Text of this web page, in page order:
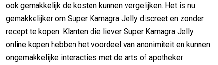
ook gemakkelijk de kosten kunnen vergelijken. Het is nu
gemakkelijker om Super Kamagra Jelly discreet en zonder
recept te kopen. Klanten die liever Super Kamagra Jelly
online kopen hebben het voordeel van anonimiteit en kunnen
ongemakkelijke interacties met de arts of apotheker